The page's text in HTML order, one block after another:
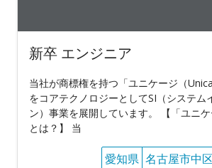
新卒 エンジニア
当社が商標権を持つ「ユニケージ（
をコアテクノロジーとしてSI（システム
ン）事業を展開しています。 【「ユニ
とは？】 当
愛知県 名古屋市中区